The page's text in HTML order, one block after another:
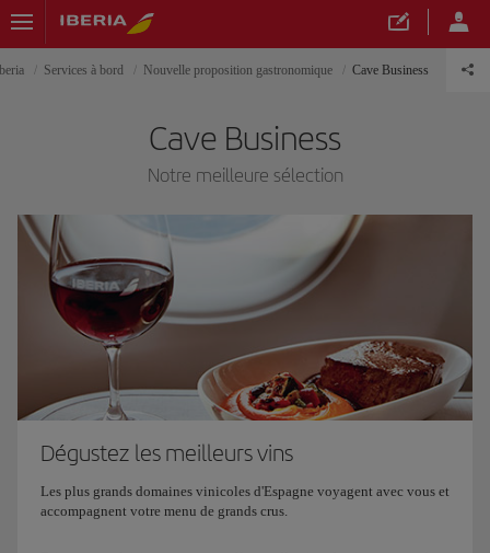
Services à bord Nouvelle proposition gastronomique Cave Business
Cave Business
Notre meilleure sélection
Dégustez les meilleurs vins
Les plus grands domaines vinicoles d'Espagne voyagent avec vous et
accompagnent votre menu de grands crus.